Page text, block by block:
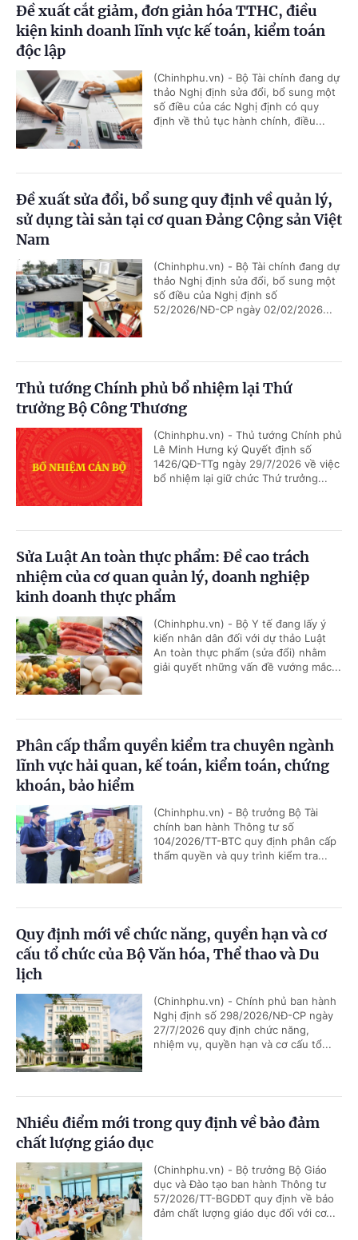
Đề xuất cắt giảm, đơn giản hóa TTHC, điều
kiện kinh doanh lĩnh vực kế toán, kiểm toán
độc lập
(Chinhphu.vn) - Bộ Tài chính đang dự
thảo Nghị định sửa đổi, bổ sung một
số điều của các Nghị định có quy
định về thủ tục hành chính, điều...
Đề xuất sửa đổi, bổ sung quy định về quản lý,
sử dụng tài sản tại cơ quan Đảng Cộng sản Việt
Nam
(Chinhphu.vn) - Bộ Tài chính đang dự
thảo Nghị định sửa đổi, bổ sung một
số điều của Nghị định số
52/2026/NĐ-CP ngày 02/02/2026...
Thủ tướng Chính phủ bổ nhiệm lại Thứ
trưởng Bộ Công Thương
(Chinhphu.vn) - Thủ tướng Chính phủ
Lê Minh Hưng ký Quyết định số
1426/QĐ-TTg ngày 29/7/2026 về việc
bổ nhiệm lại giữ chức Thứ trưởng...
Sửa Luật An toàn thực phẩm: Đề cao trách
nhiệm của cơ quan quản lý, doanh nghiệp
kinh doanh thực phẩm
(Chinhphu.vn) - Bộ Y tế đang lấy ý
kiến nhân dân đối với dự thảo Luật
An toàn thực phẩm (sửa đổi) nhằm
giải quyết những vấn đề vướng mắc...
Phân cấp thẩm quyền kiểm tra chuyên ngành
lĩnh vực hải quan, kế toán, kiểm toán, chứng
khoán, bảo hiểm
(Chinhphu.vn) - Bộ trưởng Bộ Tài
chính ban hành Thông tư số
104/2026/TT-BTC quy định phân cấp
thẩm quyền và quy trình kiểm tra...
Quy định mới về chức năng, quyền hạn và cơ
cấu tổ chức của Bộ Văn hóa, Thể thao và Du
lịch
(Chinhphu.vn) - Chính phủ ban hành
Nghị định số 298/2026/NĐ-CP ngày
27/7/2026 quy định chức năng,
nhiệm vụ, quyền hạn và cơ cấu tổ...
Nhiều điểm mới trong quy định về bảo đảm
chất lượng giáo dục
(Chinhphu.vn) - Bộ trưởng Bộ Giáo
dục và Đào tạo ban hành Thông tư
57/2026/TT-BGDĐT quy định về bảo
đảm chất lượng giáo dục đối với cơ...